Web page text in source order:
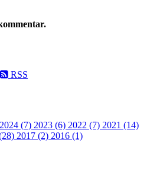
RSS
2024 (7) 2023 (6) 2022 (7) 2021 (14)
2017 (2) 2016 (1)